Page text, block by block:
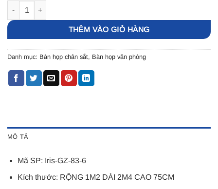
THÊM VÀO GIỎ HÀNG
Danh mục: Bàn họp chân sắt, Bàn họp văn phòng
MÔ TẢ
Mã SP: Iris-GZ-83-6
Kích thước: RỘNG 1M2 DÀI 2M4 CAO 75CM